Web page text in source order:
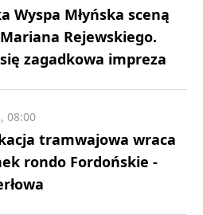
Wyspa Młyńska sceną
Rejewskiego.
zagadkowa impreza
tramwajowa wraca
rondo Fordońskie -
08:00